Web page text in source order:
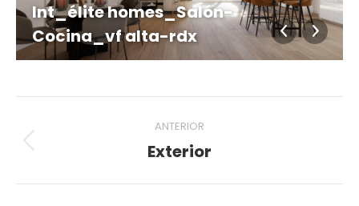
Int_élite homes_Salón-
Cocina_vf alta-rdx
Navegación
del
álbum
ANTERIOR
Álbum
Exterior